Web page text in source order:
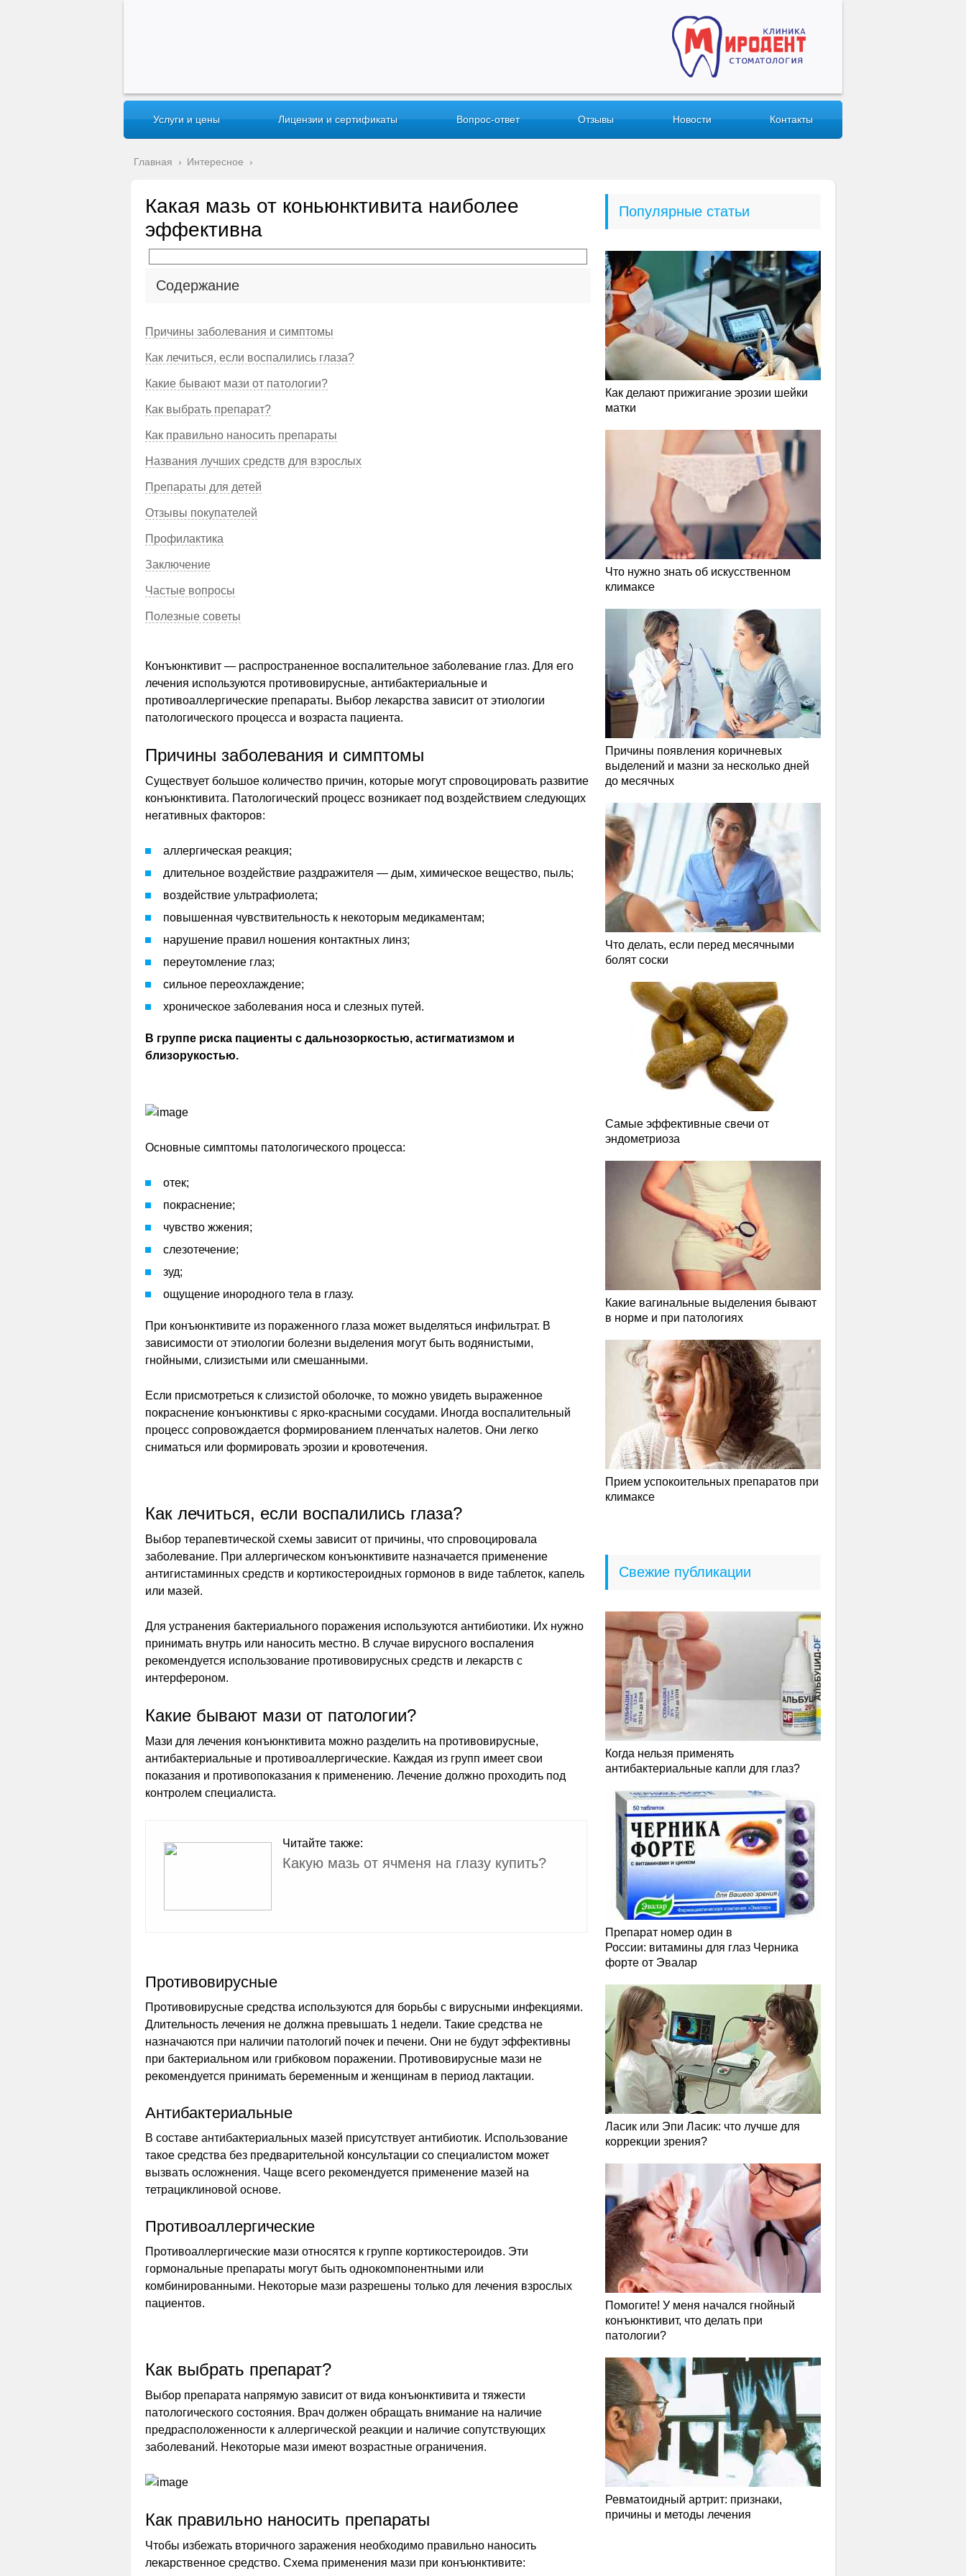
Услуги и цены Лицензии и сертификаты Вопрос-ответ Отзывы Новости Контакты
Главная › Интересное ›
Какая мазь от коньюнктивита наиболее
эффективна
Содержание
Причины заболевания и симптомы
Как лечиться, если воспалились глаза?
Какие бывают мази от патологии?
Как выбрать препарат?
Как правильно наносить препараты
Названия лучших средств для взрослых
Препараты для детей
Отзывы покупателей
Профилактика
Заключение
Частые вопросы
Полезные советы
Конъюнктивит — распространенное воспалительное заболевание глаз. Для его
лечения используются противовирусные, антибактериальные и
противоаллергические препараты. Выбор лекарства зависит от этиологии
патологического процесса и возраста пациента.
Причины заболевания и симптомы
Существует большое количество причин, которые могут спровоцировать развитие
конъюнктивита. Патологический процесс возникает под воздействием следующих
негативных факторов:
аллергическая реакция;
длительное воздействие раздражителя — дым, химическое вещество, пыль;
воздействие ультрафиолета;
повышенная чувствительность к некоторым медикаментам;
нарушение правил ношения контактных линз;
переутомление глаз;
сильное переохлаждение;
хроническое заболевания носа и слезных путей.
В группе риска пациенты с дальнозоркостью, астигматизмом и
близорукостью.
Основные симптомы патологического процесса:
отек;
покраснение;
чувство жжения;
слезотечение;
зуд;
ощущение инородного тела в глазу.
При конъюнктивите из пораженного глаза может выделяться инфильтрат. В
зависимости от этиологии болезни выделения могут быть водянистыми,
гнойными, слизистыми или смешанными.
Если присмотреться к слизистой оболочке, то можно увидеть выраженное
покраснение конъюнктивы с ярко-красными сосудами. Иногда воспалительный
процесс сопровождается формированием пленчатых налетов. Они легко
сниматься или формировать эрозии и кровотечения.
Как лечиться, если воспалились глаза?
Выбор терапевтической схемы зависит от причины, что спровоцировала
заболевание. При аллергическом конъюнктивите назначается применение
антигистаминных средств и кортикостероидных гормонов в виде таблеток, капель
или мазей.
Для устранения бактериального поражения используются антибиотики. Их нужно
принимать внутрь или наносить местно. В случае вирусного воспаления
рекомендуется использование противовирусных средств и лекарств с
интерфероном.
Какие бывают мази от патологии?
Мази для лечения конъюнктивита можно разделить на противовирусные,
антибактериальные и противоаллергические. Каждая из групп имеет свои
показания и противопоказания к применению. Лечение должно проходить под
контролем специалиста.
Читайте также:
Какую мазь от ячменя на глазу купить?
Противовирусные
Противовирусные средства используются для борьбы с вирусными инфекциями.
Длительность лечения не должна превышать 1 недели. Такие средства не
назначаются при наличии патологий почек и печени. Они не будут эффективны
при бактериальном или грибковом поражении. Противовирусные мази не
рекомендуется принимать беременным и женщинам в период лактации.
Антибактериальные
В составе антибактериальных мазей присутствует антибиотик. Использование
такое средства без предварительной консультации со специалистом может
вызвать осложнения. Чаще всего рекомендуется применение мазей на
тетрациклиновой основе.
Противоаллергические
Противоаллергические мази относятся к группе кортикостероидов. Эти
гормональные препараты могут быть однокомпонентными или
комбинированными. Некоторые мази разрешены только для лечения взрослых
пациентов.
Как выбрать препарат?
Выбор препарата напрямую зависит от вида конъюнктивита и тяжести
патологического состояния. Врач должен обращать внимание на наличие
предрасположенности к аллергической реакции и наличие сопутствующих
заболеваний. Некоторые мази имеют возрастные ограничения.
Как правильно наносить препараты
Чтобы избежать вторичного заражения необходимо правильно наносить
лекарственное средство. Схема применения мази при конъюнктивите:
Популярные статьи
Как делают прижигание эрозии шейки
матки
Что нужно знать об искусственном
климаксе
Причины появления коричневых
выделений и мазни за несколько дней
до месячных
Что делать, если перед месячными
болят соски
Самые эффективные свечи от
эндометриоза
Какие вагинальные выделения бывают
в норме и при патологиях
Прием успокоительных препаратов при
климаксе
Свежие публикации
Когда нельзя применять
антибактериальные капли для глаз?
Препарат номер один в
России: витамины для глаз Черника
форте от Эвалар
Ласик или Эпи Ласик: что лучше для
коррекции зрения?
Помогите! У меня начался гнойный
конъюнктивит, что делать при
патологии?
Ревматоидный артрит: признаки,
причины и методы лечения